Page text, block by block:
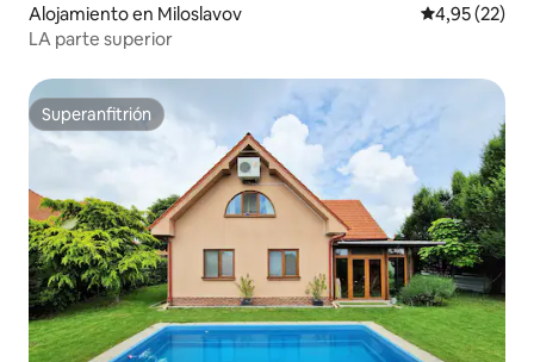
Alojamiento en Miloslavov Calificación
4,95 (22)
LA parte superior
Superanfitrión
Superanfitrión